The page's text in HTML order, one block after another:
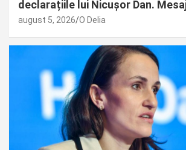
declarațiile lui Nicușor Dan.
august 5, 2026 O Delia